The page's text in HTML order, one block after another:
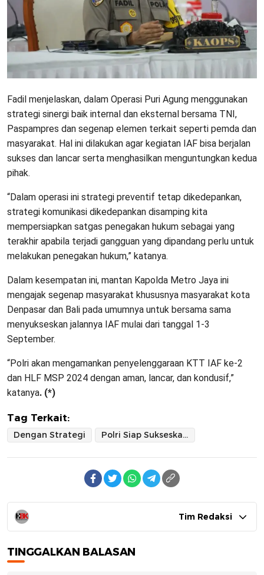
Fadil menjelaskan, dalam Operasi Puri Agung menggunakan
strategi sinergi baik internal dan eksternal bersama TNI,
Paspampres dan segenap elemen terkait seperti pemda dan
masyarakat. Hal ini dilakukan agar kegiatan IAF bisa berjalan
sukses dan lancar serta menghasilkan menguntungkan kedua
pihak.
“Dalam operasi ini strategi preventif tetap dikedepankan,
strategi komunikasi dikedepankan disamping kita
mempersiapkan satgas penegakan hukum sebagai yang
terakhir apabila terjadi gangguan yang dipandang perlu untuk
melakukan penegakan hukum,” katanya.
Dalam kesempatan ini, mantan Kapolda Metro Jaya ini
mengajak segenap masyarakat khususnya masyarakat kota
Denpasar dan Bali pada umumnya untuk bersama sama
menyukseskan jalannya IAF mulai dari tanggal 1-3
September.
“Polri akan mengamankan penyelenggaraan KTT IAF ke-2
dan HLF MSP 2024 dengan aman, lancar, dan kondusif,”
katanya. (*)
Tag Terkait:
Dengan Strategi Polri Siap Sukseskan Membawa Penyelenggaraan KTT IAF ke-2 di Bali
Tim Redaksi
TINGGALKAN BALASAN